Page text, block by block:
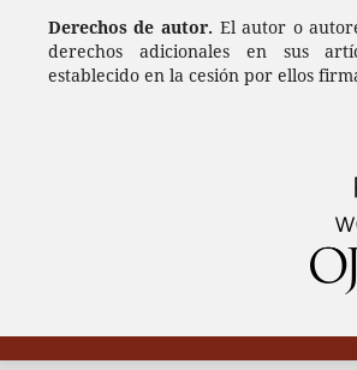
Derechos de autor. El autor o
derechos adicionales en sus
establecido en la cesión por ellos